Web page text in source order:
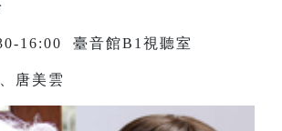
16:00 臺音館B1視聽室
唐美雲